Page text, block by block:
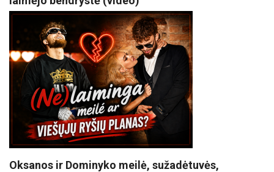
Oksanos ir Dominyko meilė, sužadėtuvės,